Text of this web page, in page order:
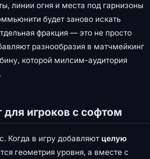
линии огня и места под гарнизоны
будет заново искать
фракция — это не просто
разнообразия в матчмейкинг
которой милсим-аудитория
для игроков с софтом
Когда в игру добавляют целую
геометрия уровня, а вместе с